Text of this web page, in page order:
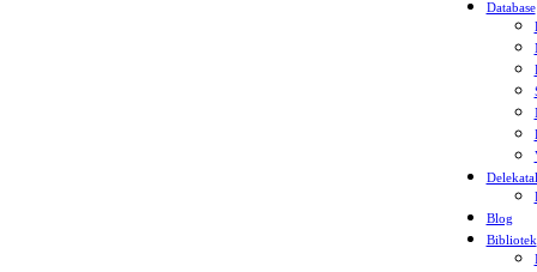
Database
Blog
Bibliotek